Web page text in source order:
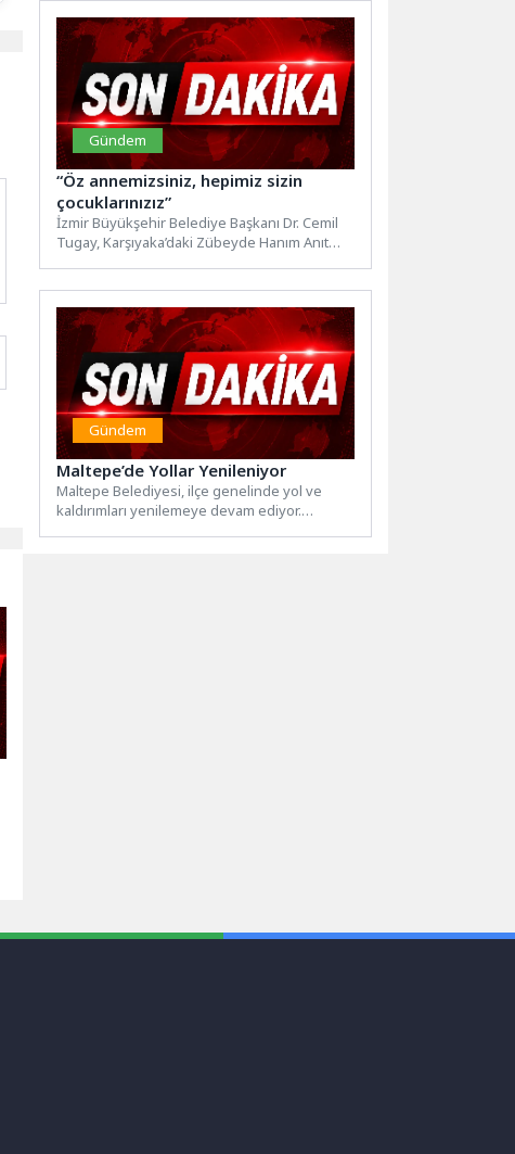
Gündem
“Öz annemizsiniz, hepimiz sizin
çocuklarınızız”
İzmir Büyükşehir Belediye Başkanı Dr. Cemil
Tugay, Karşıyaka’daki Zübeyde Hanım Anıt
Gündem
Maltepe’de Yollar Yenileniyor
Maltepe Belediyesi, ilçe genelinde yol ve
kaldırımları yenilemeye devam ediyor.